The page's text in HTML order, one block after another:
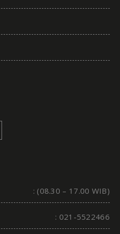
: (08.30 – 17.00 WIB)
: 021-5522466